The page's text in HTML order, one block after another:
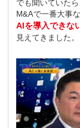
でも聞いていたら
M&Aで一番大事
AIを導入できな
見えてきました。